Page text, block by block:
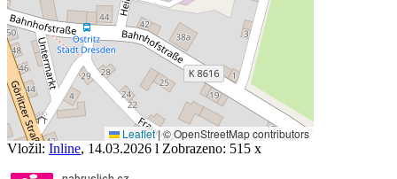
Leaflet|© OpenStreetMap contributors
Vložil: Inline, 14.03.2026 l Zobrazeno: 515 x